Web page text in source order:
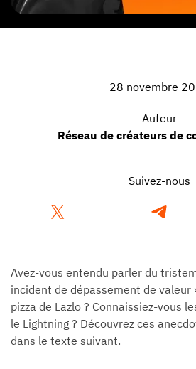
28 novembre
Auteur
Réseau de créateurs de
Suivez-nous
Avez-vous entendu parler du
incident de dépassement de valeur
pizza de Lazlo ? Connaissiez-vous
le Lightning ? Découvrez ces
dans le texte suivant.